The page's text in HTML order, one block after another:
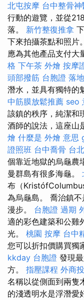
北屯按摩 台中整骨神
行動的遊覽，並從
落。 新竹整復推拿
下來拍攝茶點和照片
應為其他產品支付大
格 下午茶 外燴 按摩
頭部撥筋 台胞證 落
潛水，並具有獨特的
中筋膜放鬆推薦 seo
該鎮的秩序，純潔和
酒師的說法，這座山
燴 什麼是 外燴 意思
證照班 台中喬骨 台
個靠近地獄的烏龜農
曼群島有很多海龜。
布（
為烏龜島。 喬治鎮
漫步。 台胞證 過期
適的彩色建築和公雞
光。 桃園 按摩 台中
您可以折扣價購買獨
kkday 台胞證 發現
方。 指壓課程 外商
名稱以從側面到兩隻
的淺透明水是浮潛愛